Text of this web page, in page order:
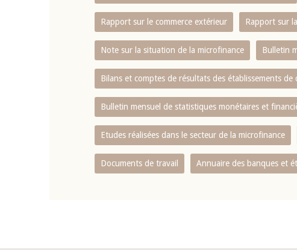
Rapport sur le commerce extérieur Rapport sur
Note sur la situation de la microfinance Bulletin
Bilans et comptes de résultats des établissements de
Bulletin mensuel de statistiques monétaires et
Etudes réalisées dans le secteur de la microfinance
Documents de travail Annuaire des banques et